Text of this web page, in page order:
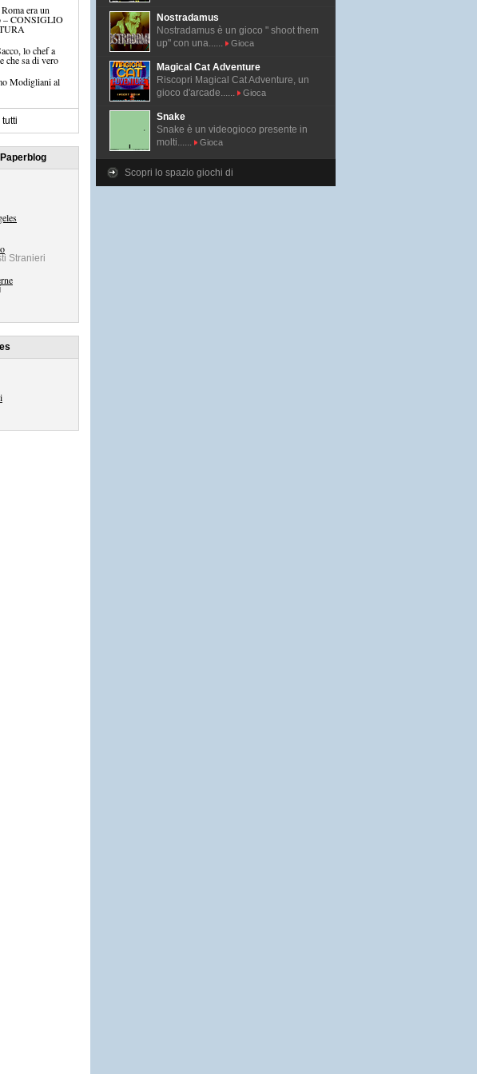
era un
– CONSIGLIO
lo chef a
che sa di vero
Modigliani al
tutti
Stranieri
Nostradamus
Nostradamus è un gioco " shoot them
up" con una......
Gioca
Magical Cat Adventure
Riscopri Magical Cat Adventure, un
gioco d'arcade......
Gioca
Snake
Snake è un videogioco presente in
molti......
Gioca
Scopri lo spazio giochi di